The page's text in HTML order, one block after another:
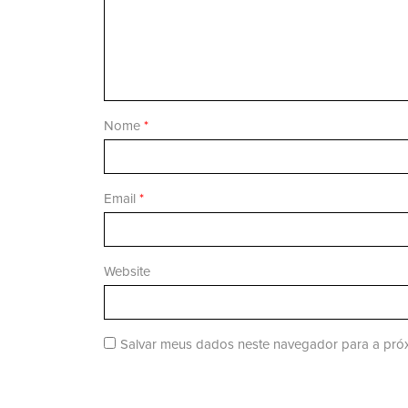
Nome *
Email *
Website
Salvar meus dados neste navegador para a